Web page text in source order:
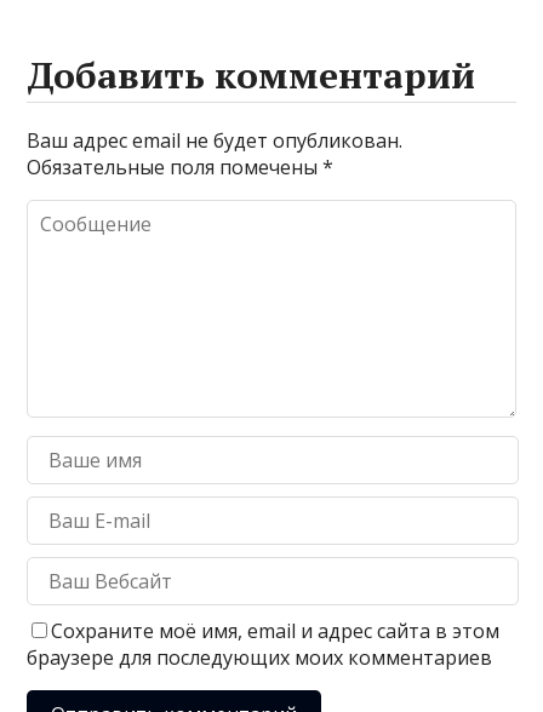
Добавить комментарий
Ваш адрес email не будет опубликован.
Обязательные поля помечены*
Сохраните моё имя, email и адрес сайта в этом
браузере для последующих моих комментариев